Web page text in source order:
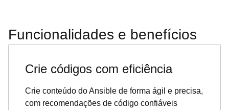
Funcionalidades e benefícios
Crie códigos com eficiência
Crie conteúdo do Ansible de forma ágil e precisa,
com recomendações de código confiáveis